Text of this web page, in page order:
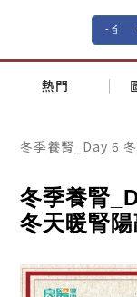
熱門
冬季養腎_Day 6
冬季養腎
冬天暖腎